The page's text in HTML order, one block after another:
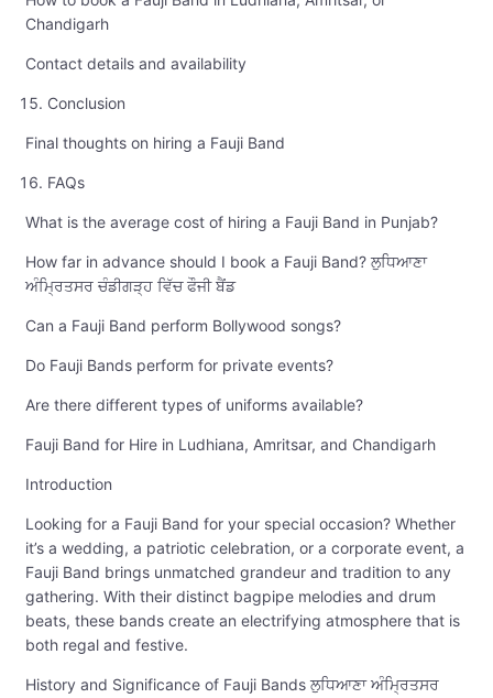
Chandigarh
Contact details and availability
Conclusion
Final thoughts on hiring a Fauji Band
FAQs
What is the average cost of hiring a Fauji Band in Punjab?
How far in advance should I book a Fauji Band? ਲੁਧਿਆਣਾ
ਅੰਮ੍ਰਿਤਸਰ ਚੰਡੀਗੜ੍ਹ ਵਿੱਚ ਫੌਜੀ ਬੈਂਡ
Can a Fauji Band perform Bollywood songs?
Do Fauji Bands perform for private events?
Are there different types of uniforms available?
Fauji Band for Hire in Ludhiana, Amritsar, and Chandigarh
Introduction
Looking for a Fauji Band for your special occasion? Whether
it’s a wedding, a patriotic celebration, or a corporate event, a
Fauji Band brings unmatched grandeur and tradition to any
gathering. With their distinct bagpipe melodies and drum
beats, these bands create an electrifying atmosphere that is
both regal and festive.
History and Significance of Fauji Bands ਲੁਧਿਆਣਾ ਅੰਮ੍ਰਿਤਸਰ